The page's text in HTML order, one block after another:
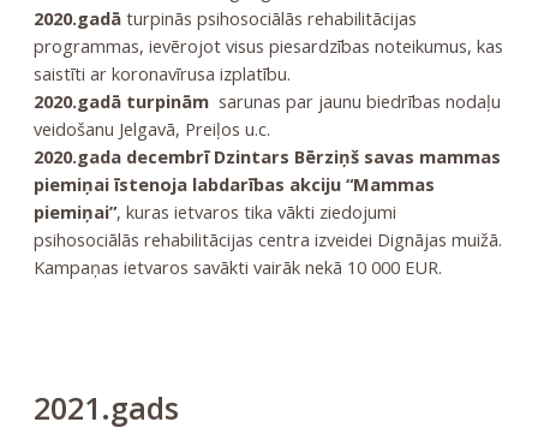
2020.gadāturpinās psihosociālās rehabilitācijas
programmas, ievērojot visus piesardzības noteikumus, kas
saistīti ar koronavīrusa izplatību.
2020.gadā turpināmsarunas par jaunu biedrības nodaļu
veidošanu Jelgavā, Preiļos u.c.
2020.gada decembrī Dzintars Bērziņš savas mammas
piemiņai īstenoja labdarības akciju “Mammas
piemiņai”, kuras ietvaros tika vākti ziedojumi
psihosociālās rehabilitācijas centra izveidei Dignājas muižā.
Kampaņas ietvaros savākti vairāk nekā 10 000 EUR.
2021.gads